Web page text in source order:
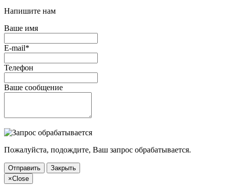
Напишите нам
Ваше имя
E-mail*
Телефон
Ваше сообщение
Пожалуйста, подождите, Ваш запрос обрабатывается.
Отправить
Закрыть
×Close